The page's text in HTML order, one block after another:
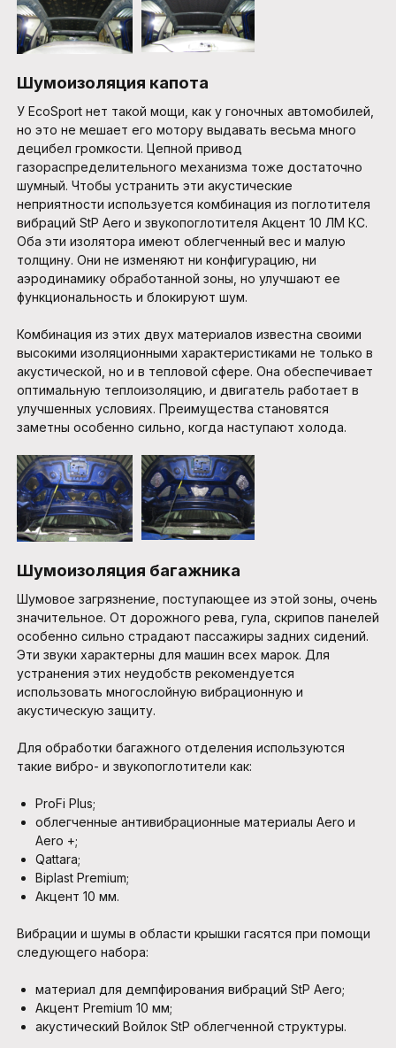
Шумоизоляция капота
У EcoSport нет такой мощи, как у гоночных автомобилей,
но это не мешает его мотору выдавать весьма много
децибел громкости. Цепной привод
газораспределительного механизма тоже достаточно
шумный. Чтобы устранить эти акустические
неприятности используется комбинация из поглотителя
вибраций StP Aero и звукопоглотителя Акцент 10 ЛМ КС.
Оба эти изолятора имеют облегченный вес и малую
толщину. Они не изменяют ни конфигурацию, ни
аэродинамику обработанной зоны, но улучшают ее
функциональность и блокируют шум.
Комбинация из этих двух материалов известна своими
высокими изоляционными характеристиками не только в
акустической, но и в тепловой сфере. Она обеспечивает
оптимальную теплоизоляцию, и двигатель работает в
улучшенных условиях. Преимущества становятся
заметны особенно сильно, когда наступают холода.
Шумоизоляция багажника
Шумовое загрязнение, поступающее из этой зоны, очень
значительное. От дорожного рева, гула, скрипов панелей
особенно сильно страдают пассажиры задних сидений.
Эти звуки характерны для машин всех марок. Для
устранения этих неудобств рекомендуется
использовать многослойную вибрационную и
акустическую защиту.
Для обработки багажного отделения используются
такие вибро- и звукопоглотители как:
ProFi Plus;
облегченные антивибрационные материалы Aero и
Aero +;
Qattara;
Biplast Premium;
Акцент 10 мм.
Вибрации и шумы в области крышки гасятся при помощи
следующего набора:
материал для демпфирования вибраций StP Aero;
Акцент Premium 10 мм;
акустический Войлок StP облегченной структуры.